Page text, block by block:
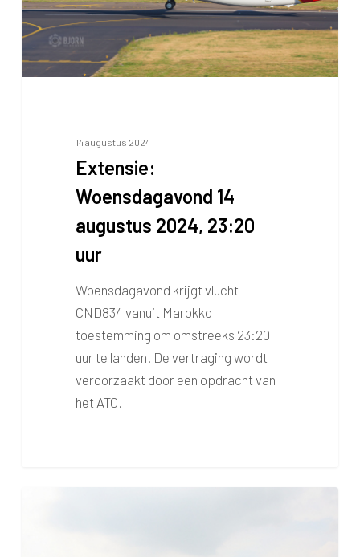
14 augustus 2024
Extensie:
Woensdagavond 14
augustus 2024, 23:20
uur
Woensdagavond krijgt vlucht
CND834 vanuit Marokko
toestemming om omstreeks 23:20
uur te landen. De vertraging wordt
veroorzaakt door een opdracht van
het ATC.